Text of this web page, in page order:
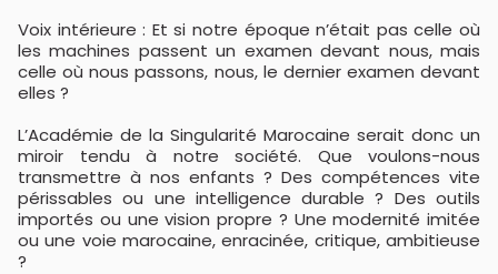
Voix intérieure : Et si notre époque n’était pas celle où
les machines passent un examen devant nous, mais
celle où nous passons, nous, le dernier examen devant
elles ?
L’Académie de la Singularité Marocaine serait donc un
miroir tendu à notre société. Que voulons-nous
transmettre à nos enfants ? Des compétences vite
périssables ou une intelligence durable ? Des outils
importés ou une vision propre ? Une modernité imitée
ou une voie marocaine, enracinée, critique, ambitieuse
?